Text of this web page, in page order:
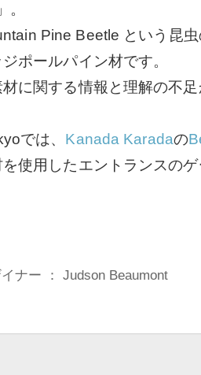
。
Pine Beetle という昆
ポールパイン材です。
に関する情報と理解の不
では、 Kanada Karadaの
使用したエントランスの
ナー ： Judson Beaumont